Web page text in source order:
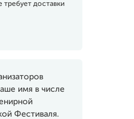
требует доставки
имя в числе
Фестиваля.